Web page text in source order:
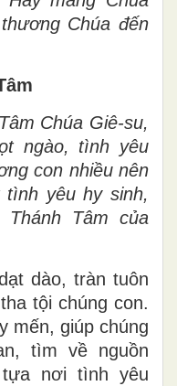
Chúa đến
Chúa Giê-su,
ngào, tình yêu
con nhiều nên
tình yêu hy sinh,
Tâm của
dào, tràn tuôn
tội chúng con.
mến, giúp chúng
tìm về nguồn
nơi tình yêu